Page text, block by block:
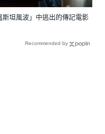
坦風波」中逃出的傳記電影
Recommended by